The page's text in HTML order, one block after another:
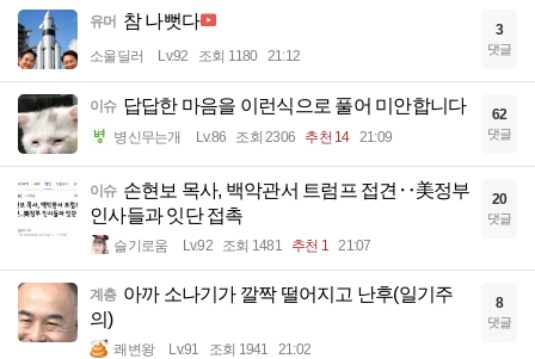
유머 참 나뻣다
소울딜러 Lv.92 조회 1180 21:12
3
댓글
이슈 답답한 마음을 이런식으로 풀어 미안합니다
병신무는개 Lv.86 조회 2306 추천 14 21:09
62
댓글
이슈 손현보 목사, 백악관서 트럼프 접견‥美정부
인사들과 잇단 접촉
슬기로움 Lv.92 조회 1481 추천 1 21:07
20
댓글
계층 아까 소나기가 깔짝 떨어지고 난후(일기주
의)
쾌변왕 Lv.91 조회 1941 21:02
8
댓글